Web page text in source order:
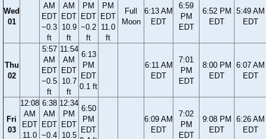
Wed
01
AM
EDT
−0.3
ft
AM
EDT
10.9
ft
PM
EDT
−0.2
ft
PM
EDT
11.0
ft
Full
Moon
6:13 AM
EDT
6:59
PM
EDT
6:52 PM
EDT
5:49 AM
EDT
Thu
02
5:57
AM
EDT
−0.5
ft
11:54
AM
EDT
10.7
ft
6:13
PM
EDT
0.1 ft
6:11 AM
EDT
7:01
PM
EDT
8:00 PM
EDT
6:07 AM
EDT
Fri
03
12:08
AM
EDT
11.0
6:38
AM
EDT
−0.4
12:34
PM
EDT
10.5
6:50
PM
EDT
6:09 AM
EDT
7:02
PM
EDT
9:08 PM
EDT
6:26 AM
EDT